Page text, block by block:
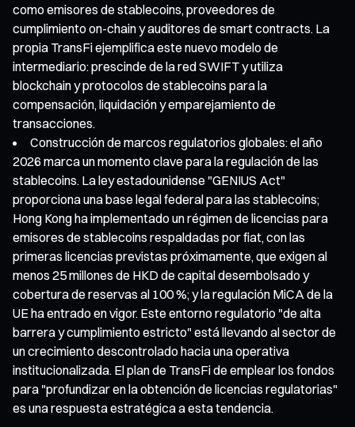
como emisores de stablecoins, proveedores de
cumplimiento on-chain y auditores de smart contracts. La
propia TransFi ejemplifica este nuevo modelo de
intermediario: prescinde de la red SWIFT y utiliza
blockchain y protocolos de stablecoins para la
compensación, liquidación y emparejamiento de
transacciones.
Construcción de marcos regulatorios globales: el año
2026 marca un momento clave para la regulación de las
stablecoins. La ley estadounidense "GENIUS Act"
proporciona una base legal federal para las stablecoins;
Hong Kong ha implementado un régimen de licencias para
emisores de stablecoins respaldadas por fiat, con las
primeras licencias previstas próximamente, que exigen al
menos 25 millones de HKD de capital desembolsado y
cobertura de reservas al 100 %; y la regulación MiCA de la
UE ha entrado en vigor. Este entorno regulatorio "de alta
barrera y cumplimiento estricto" está llevando al sector de
un crecimiento descontrolado hacia una operativa
institucionalizada. El plan de TransFi de emplear los fondos
para "profundizar en la obtención de licencias regulatorias"
es una respuesta estratégica a esta tendencia.